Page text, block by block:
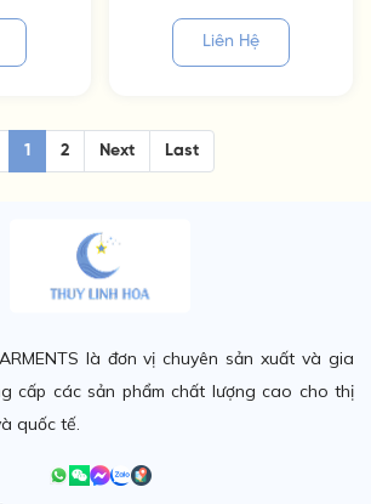
Liên Hệ
1 2 Next Last
là đơn vị chuyên sản xuất và gia
cấp các sản phẩm chất lượng cao cho thị
quốc tế.